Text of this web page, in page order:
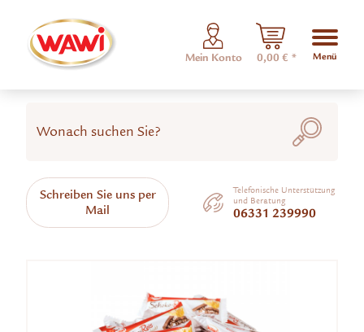
Mein Konto 0,00 € * Menü
Schreiben Sie uns per
Mail
Telefonische Unterstützung
und Beratung
06331 239990